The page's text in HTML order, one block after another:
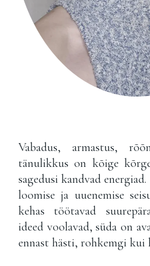
Vabadus, armastus,
tänulikkus on kõige
sagedusi kandvad
loomise ja uuenemise
kehas töötavad
ideed voolavad, süda on
ennast hästi, rohkemgi kui